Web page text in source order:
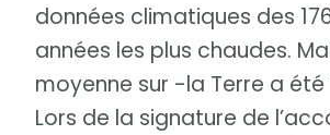
données climatiques des
années les plus chaudes.
moyenne sur -la Terre a été
Lors de la signature de